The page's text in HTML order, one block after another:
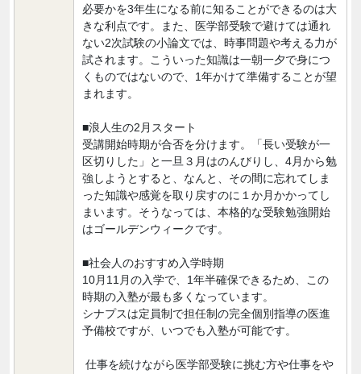
必要かを3年生になる前に知ることができるのは大
きな利点です。また、医学部受験で避けては通れ
ない2次試験の小論文では、時事問題や考える力が
試されます。こういった知識は一朝一夕で身につ
くものではないので、1年かけて準備することが望
まれます。
■浪人生の2月スタート
受講開始時期が合否を分けます。「長い受験が一
区切りした」と一旦３月はのんびりし、4月から勉
強しようとすると、なんと、その間に忘れてしま
った知識や感覚を取り戻すのに１か月かかってし
まいます。そうなっては、本格的な受験勉強開始
はゴールデンウィークです。
■社会人のおすすめ入学時期
10月11月の入学で、1年半確保できるため、この
時期の入塾が最も多くなっています。
シナプスは定員制で担任制の完全個別指導の医進
予備校ですが、いつでも入塾が可能です。
仕事を続けながら医学部受験に挑む方や仕事をや